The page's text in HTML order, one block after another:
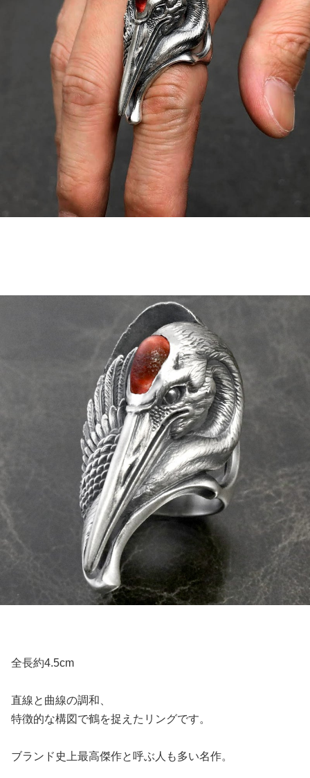
全長約4.5cm
直線と曲線の調和、
特徴的な構図で鶴を捉えたリングです。
ブランド史上最高傑作と呼ぶ人も多い名作。